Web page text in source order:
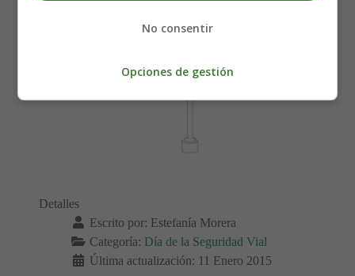
Detalles
Escrito por: Estefanía Morera
Categoría: Día de la Seguridad Vial
Última actualización: 11 Enero 2015
No consentir
Opciones de gestión